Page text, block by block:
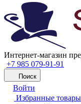
Интернет-магазин
+7 985 079-91-91
Поиск
Войти
Избранные товары